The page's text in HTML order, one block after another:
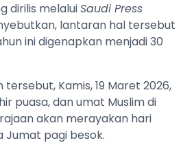
dirilis melaluiSaudi Press
lantaran hal tersebut
ini digenapkan menjadi 30
Kamis, 19 Maret 2026,
puasa, dan umat Muslim di
akan merayakan hari
Jumat pagi besok.